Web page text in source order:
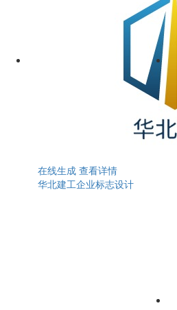
在线生成 查看详情
华北建工企业标志设计